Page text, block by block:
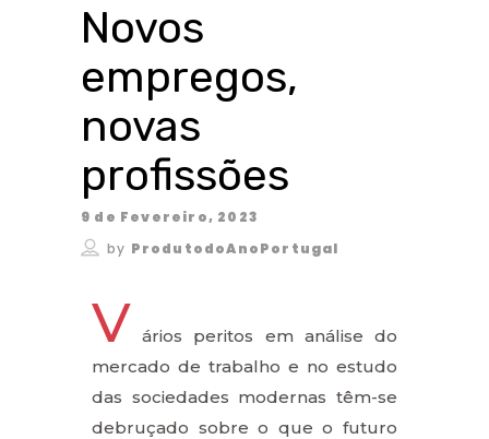
Novos
empregos,
novas
profissões
9 de Fevereiro, 2023
by ProdutodoAnoPortugal
V ários peritos em análise do
mercado de trabalho e no estudo
das sociedades modernas têm-se
debruçado sobre o que o futuro